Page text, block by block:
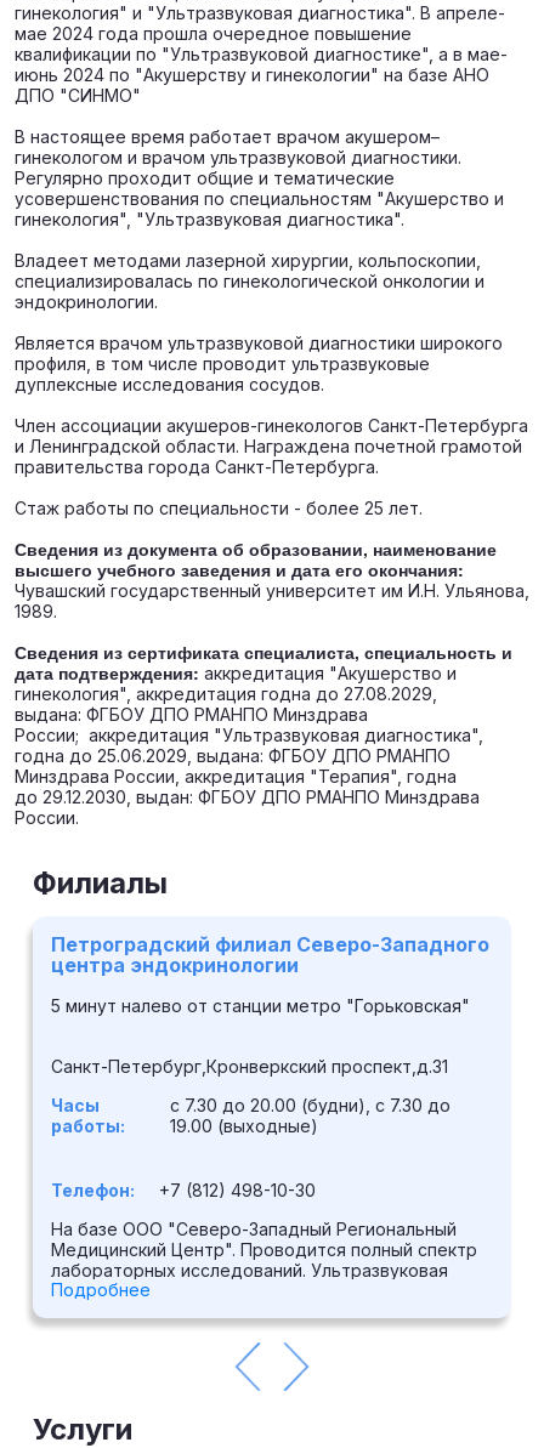
гинекология" и "Ультразвуковая диагностика". В апреле-
мае 2024 года прошла очередное повышение
квалификации по "Ультразвуковой диагностике", а в мае-
июнь 2024 по "Акушерству и гинекологии" на базе АНО
ДПО "СИНМО"
В настоящее время работает врачом акушером–
гинекологом и врачом ультразвуковой диагностики.
Регулярно проходит общие и тематические
усовершенствования по специальностям "Акушерство и
гинекология", "Ультразвуковая диагностика".
Владеет методами лазерной хирургии, кольпоскопии,
специализировалась по гинекологической онкологии и
эндокринологии.
Является врачом ультразвуковой диагностики широкого
профиля, в том числе проводит ультразвуковые
дуплексные исследования сосудов.
Член ассоциации акушеров-гинекологов Санкт-Петербурга
и Ленинградской области. Награждена почетной грамотой
правительства города Санкт-Петербурга.
Стаж работы по специальности - более 25 лет.
Сведения из документа об образовании, наименование
высшего учебного заведения и дата его окончания:
Чувашский государственный университет им И.Н. Ульянова,
1989.
Сведения из сертификата специалиста, специальность и
дата подтверждения: аккредитация "Акушерство и
гинекология", аккредитация годна до 27.08.2029,
выдана: ФГБОУ ДПО РМАНПО Минздрава
России; аккредитация "Ультразвуковая диагностика",
годна до 25.06.2029, выдана: ФГБОУ ДПО РМАНПО
Минздрава России, аккредитация "Терапия", годна
до 29.12.2030, выдан: ФГБОУ ДПО РМАНПО Минздрава
России.
Филиалы
Петроградский филиал Северо-Западного
центра эндокринологии
5 минут налево от станции метро "Горьковская"
Санкт-Петербург,Кронверкский проспект,д.31
Часы
работы:
с 7.30 до 20.00 (будни), с 7.30 до
19.00 (выходные)
Телефон:
+7 (812) 498-10-30
На базе ООО "Северо-Западный Региональный
Медицинский Центр". Проводится полный спектр
лабораторных исследований. Ультразвуковая
диагностика выполняется на аппарате высокого
функциональных исследований,
электрокардиография. В центре принимают врачи
широкого спектра специальностей: кардиолог,
эндокринолог, хирург-эндокринолог, гинеколог-
эндокринолог, диетолог-эндокринолог, маммолог,
врач ультразвуковой диагностики и др.
Подробнее
Услуги